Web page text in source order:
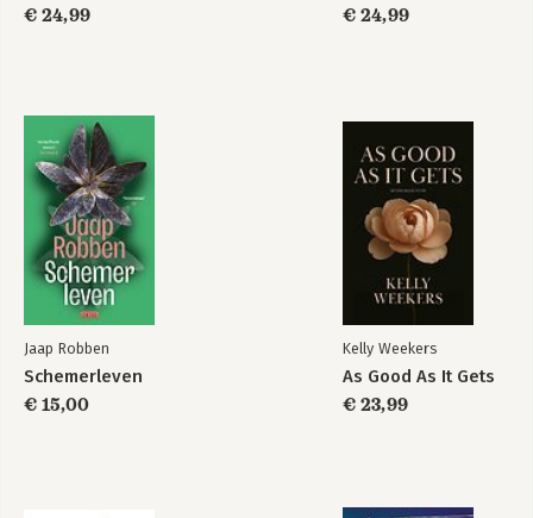
€ 24,99 € 24,99
Jaap Robben
Schemerleven
€ 15,00
Kelly Weekers
As Good As It Gets
€ 23,99